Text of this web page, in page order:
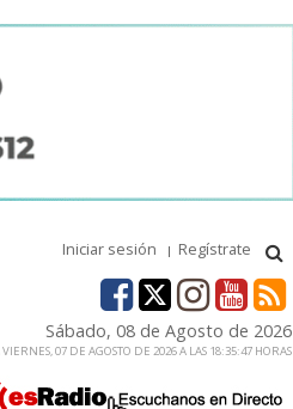
Iniciar sesión Regístrate
Sábado, 08 de Agosto de 2026
07 DE AGOSTO DE 2026 A LAS 18:35:47 HORAS